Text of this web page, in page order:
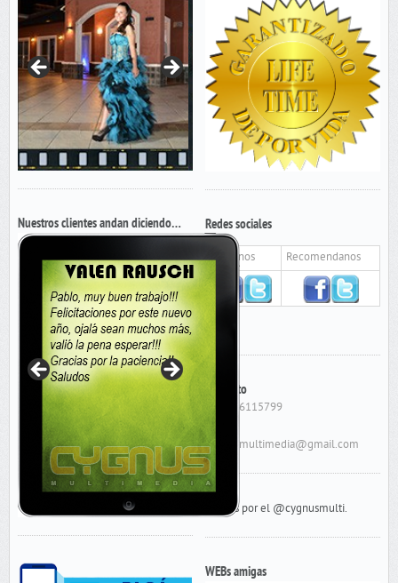
Nuestros clientes andan diciendo… Redes sociales
Seguinos Recomendanos
Contacto
Cel: 156115799
cygnusmultimedia@gmail.com
Tweets por el @cygnusmulti.
WEBs amigas